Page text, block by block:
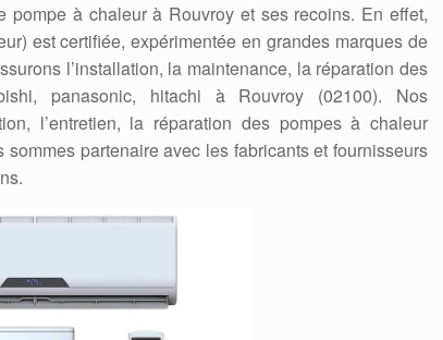
pompe à chaleur à Rouvroy et ses recoins. En effet,
est certifiée, expérimentée en grandes marques de
l’installation, la maintenance, la réparation des
panasonic, hitachi à Rouvroy (02100). Nos
l’entretien, la réparation des pompes à chaleur
partenaire avec les fabricants et fournisseurs